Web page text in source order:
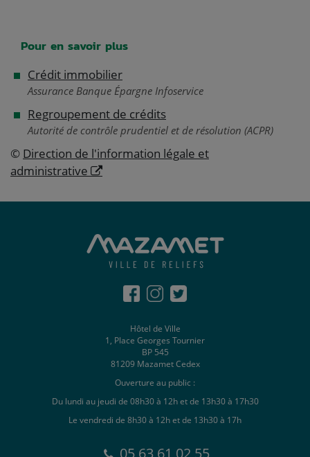
Pour en savoir plus
Crédit immobilier
Assurance Banque Épargne Infoservice
Regroupement de crédits
Autorité de contrôle prudentiel et de résolution (ACPR)
© Direction de l'information légale et
administrative
Hôtel de Ville
1, Place Georges Tournier
BP 545
81209 Mazamet Cedex
Ouverture au public :
Du lundi au jeudi de 08h30 à 12h et de 13h30 à 17h30
Le vendredi de 8h30 à 12h et de 13h30 à 17h
05 63 61 02 55